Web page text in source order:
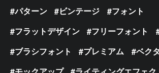
パターン
ビンテージ
フォント
フラットデザイン
フリーフォント
ブラシフォント
プレミアム
ベク